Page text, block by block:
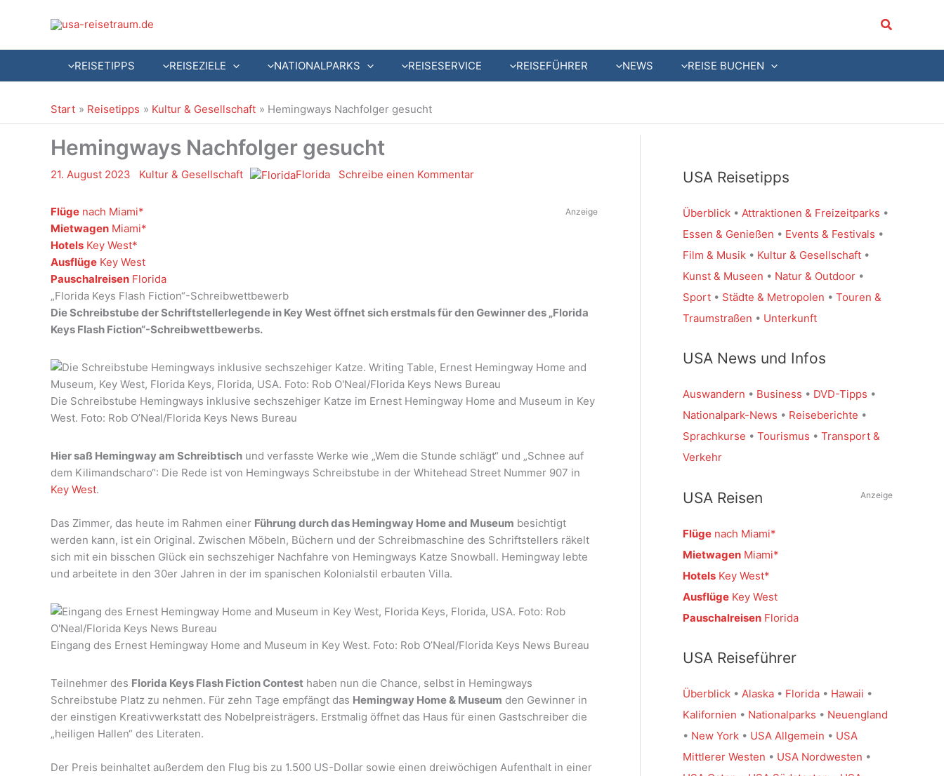
Suchen
REISETIPPS REISEZIELE NATIONALPARKS REISESERVICE REISEFÜHRER NEWS REISE BUCHEN
Start Reisetipps Kultur & Gesellschaft Hemingways Nachfolger gesucht
Hemingways Nachfolger gesucht
21. August 2023 Kultur & Gesellschaft Florida Schreibe einen Kommentar
Anzeige
Flüge nach Miami
Mietwagen Miami
Hotels Key West
Ausflüge Key West
Pauschalreisen Florida
„Florida Keys Flash Fiction“-Schreibwettbewerb
Die Schreibstube der Schriftstellerlegende in Key West öffnet sich erstmals für den Gewinner des „Florida
Keys Flash Fiction“-Schreibwettbewerbs.
Die Schreibstube Hemingways inklusive sechszehiger Katze im Ernest Hemingway Home and Museum in Key
West. Foto: Rob O’Neal/Florida Keys News Bureau
Hier saß Hemingway am Schreibtisch und verfasste Werke wie „Wem die Stunde schlägt“ und „Schnee auf
dem Kilimandscharo“: Die Rede ist von Hemingways Schreibstube in der Whitehead Street Nummer 907 in
Key West.
Das Zimmer, das heute im Rahmen einer Führung durch das Hemingway Home and Museum besichtigt
werden kann, ist ein Original. Zwischen Möbeln, Büchern und der Schreibmaschine des Schriftstellers räkelt
sich mit ein bisschen Glück ein sechszehiger Nachfahre von Hemingways Katze Snowball. Hemingway lebte
und arbeitete in den 30er Jahren in der im spanischen Kolonialstil erbauten Villa.
Eingang des Ernest Hemingway Home and Museum in Key West. Foto: Rob O’Neal/Florida Keys News Bureau
Teilnehmer des Florida Keys Flash Fiction Contest haben nun die Chance, selbst in Hemingways
Schreibstube Platz zu nehmen. Für zehn Tage empfängt das Hemingway Home & Museum den Gewinner in
der einstigen Kreativwerkstatt des Nobelpreisträgers. Erstmalig öffnet das Haus für einen Gastschreiber die
„heiligen Hallen“ des Literaten.
Der Preis beinhaltet außerdem den Flug bis zu 1.500 US-Dollar sowie einen dreiwöchigen Aufenthalt in einer
USA Reisetipps
Überblick • Attraktionen & Freizeitparks •
Essen & Genießen • Events & Festivals •
Film & Musik • Kultur & Gesellschaft •
Kunst & Museen • Natur & Outdoor •
Sport • Städte & Metropolen • Touren &
Traumstraßen • Unterkunft
USA News und Infos
Auswandern • Business • DVD-Tipps •
Nationalpark-News • Reiseberichte •
Sprachkurse • Tourismus • Transport &
Verkehr
Anzeige
USA Reisen
Flüge nach Miami
Mietwagen Miami
Hotels Key West
Ausflüge Key West
Pauschalreisen Florida
USA Reiseführer
Überblick • Alaska • Florida • Hawaii •
Kalifornien • Nationalparks • Neuengland
• New York • USA Allgemein • USA
Mittlerer Westen • USA Nordwesten •